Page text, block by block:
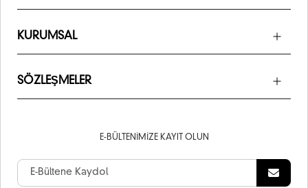
KURUMSAL
SÖZLEŞMELER
E-BÜLTENIMIZE KAYIT OLUN